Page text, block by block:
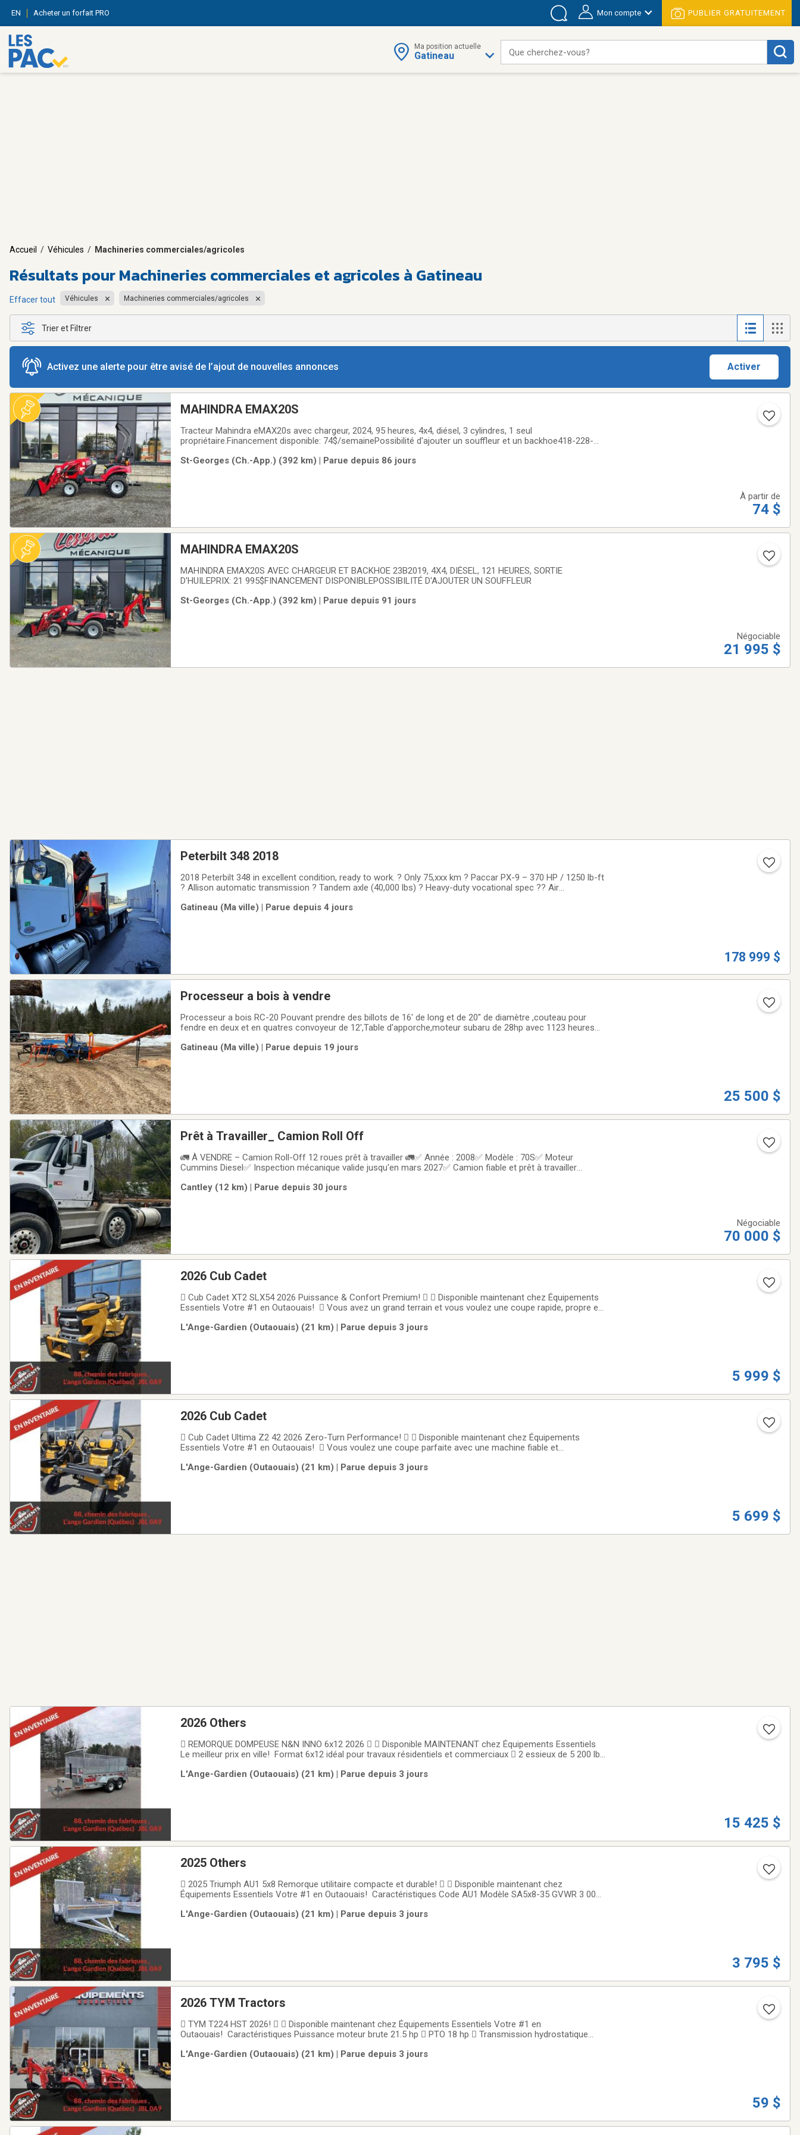
EN Acheter un forfait PRO Mon compte PUBLIER GRATUITEMENT
Ma position actuelle
Gatineau Que cherchez-vous?
Accueil / Véhicules / Machineries commerciales/agricoles
Résultats pourMachineries commerciales et agricoles à Gatineau
Effacer tout Véhicules Machineries commerciales/agricoles
Trier et Filtrer
Activez une alerte pour être avisé de l’ajout de nouvelles annonces Activer
MAHINDRA EMAX20S
Tracteur Mahindra eMAX20s avec chargeur, 2024, 95 heures, 4x4, diésel, 3 cylindres, 1 seul
propriétaire.Financement disponible: 74$/semainePossibilité d'ajouter un souffleur et un backhoe418-228-
St-Georges (Ch.-App.) (392 km) | Parue depuis 86 jours
À partir de
74 $
MAHINDRA EMAX20S
MAHINDRA EMAX20S AVEC CHARGEUR ET BACKHOE 23B2019, 4X4, DIÉSEL, 121 HEURES, SORTIE
D'HUILEPRIX: 21 995$FINANCEMENT DISPONIBLEPOSSIBILITÉ D'AJOUTER UN SOUFFLEUR
St-Georges (Ch.-App.) (392 km) | Parue depuis 91 jours
Négociable
21 995 $
Peterbilt 348 2018
2018 Peterbilt 348 in excellent condition, ready to work. ? Only 75,xxx km ? Paccar PX-9 – 370 HP / 1250 lb-ft
? Allison automatic transmission ? Tandem axle (40,000 lbs) ? Heavy-duty vocational spec ?? Air
platform PTO + hydraulic setup Ideal for
Gatineau (Ma ville) | Parue depuis 4 jours
178 999 $
Processeur a bois à vendre
Processeur a bois RC-20 Pouvant prendre des billots de 16' de long et de 20" de diamètre ,couteau pour
fendre en deux et en quatres convoyeur de 12',Table d'apporche,moteur subaru de 28hp avec 1123 heures
pour la fendeuse etc. Machine
Gatineau (Ma ville) | Parue depuis 19 jours
25 500 $
Prêt à Travailler_ Camion Roll Off
🚛 À VENDRE – Camion Roll-Off 12 roues prêt à travailler 🚛✅ Année : 2008✅ Modèle : 70S✅ Moteur
Cummins Diesel✅ Inspection mécanique valide jusqu'en mars 2027✅ Camion fiable et prêt à travailler
récupération.Camion en bon état de fonctionnement, entretenu et
Cantley (12 km) | Parue depuis 30 jours
Négociable
70 000 $
2026 Cub Cadet
 Cub Cadet XT2 SLX54 2026 Puissance & Confort Premium!   Disponible maintenant chez Équipements
Essentiels Votre #1 en Outaouais!  Vous avez un grand terrain et vous voulez une coupe rapide, propre et
constante! Caractéristiques Puissance moteur brute 24 HP /
L'Ange-Gardien (Outaouais) (21 km) | Parue depuis 3 jours
5 999 $
2026 Cub Cadet
 Cub Cadet Ultima Z2 42 2026 Zero-Turn Performance!   Disponible maintenant chez Équipements
Essentiels Votre #1 en Outaouais!  Vous voulez une coupe parfaite avec une machine fiable et
intensif que commercial
L'Ange-Gardien (Outaouais) (21 km) | Parue depuis 3 jours
5 699 $
2026 Others
 REMORQUE DOMPEUSE N&N INNO 6x12 2026   Disponible MAINTENANT chez Équipements Essentiels
Le meilleur prix en ville! Format 6x12 idéal pour travaux résidentiels et commerciaux  2 essieux de 5 200 lb
matériaux   ÉQUIPEMENT  Rampe
L'Ange-Gardien (Outaouais) (21 km) | Parue depuis 3 jours
15 425 $
2025 Others
 2025 Triumph AU1 5x8 Remorque utilitaire compacte et durable!   Disponible maintenant chez
Équipements Essentiels Votre #1 en Outaouais! Caractéristiques Code AU1 Modèle SA5x8-35 GVWR 3 000
 Vérin pivotant 2K  Fiche 4 voies plate
L'Ange-Gardien (Outaouais) (21 km) | Parue depuis 3 jours
3 795 $
2026 TYM Tractors
 TYM T224 HST 2026!   Disponible maintenant chez Équipements Essentiels Votre #1 en
Outaouais! Caractéristiques Puissance moteur brute 21.5 hp  PTO 18 hp  Transmission hydrostatique
100 lb  Loader capacité de levage 617 lb  Hauteur de
L'Ange-Gardien (Outaouais) (21 km) | Parue depuis 3 jours
59 $